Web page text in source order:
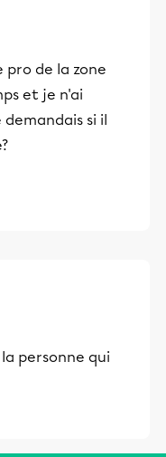
pro de la zone
et je n'ai
demandais si il
personne qui